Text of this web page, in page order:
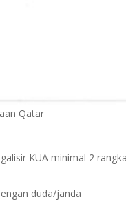
Qatar
KUA minimal 2
duda/janda